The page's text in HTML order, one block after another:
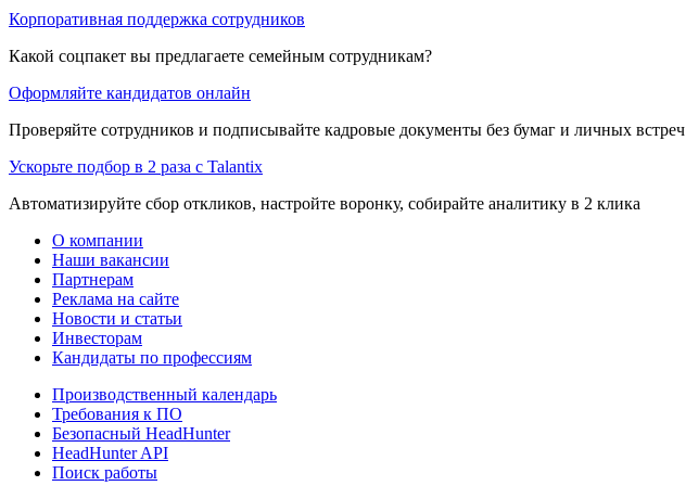
Корпоративная поддержка сотрудников
Какой соцпакет вы предлагаете семейным сотрудникам?
Оформляйте кандидатов онлайн
Проверяйте сотрудников и подписывайте кадровые документы без бумаг и личных встреч
Ускорьте подбор в 2 раза с Talantix
Автоматизируйте сбор откликов, настройте воронку, собирайте аналитику в 2 клика
О компании
Наши вакансии
Партнерам
Реклама на сайте
Новости и статьи
Инвесторам
Кандидаты по профессиям
Производственный календарь
Требования к ПО
Безопасный HeadHunter
HeadHunter API
Поиск работы